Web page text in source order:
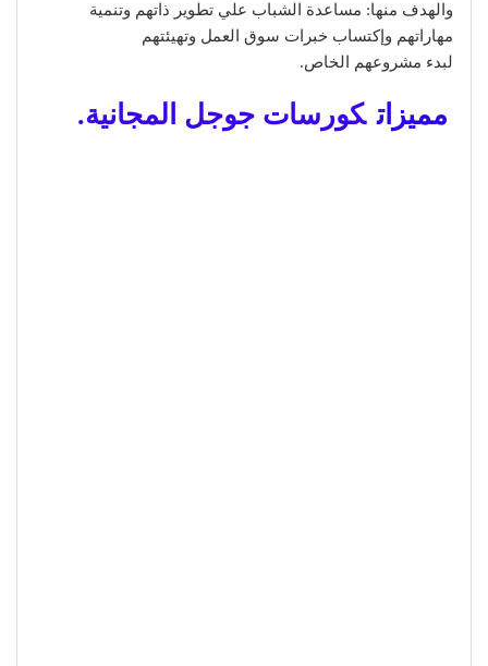
والهدف منها: مساعدة الشباب علي تطوير ذاتهم وتنمية
مهاراتهم وإكتساب خبرات سوق العمل وتهيئتهم
لبدء مشروعهم الخاص.
مميزات كورسات جوجل المجانية.